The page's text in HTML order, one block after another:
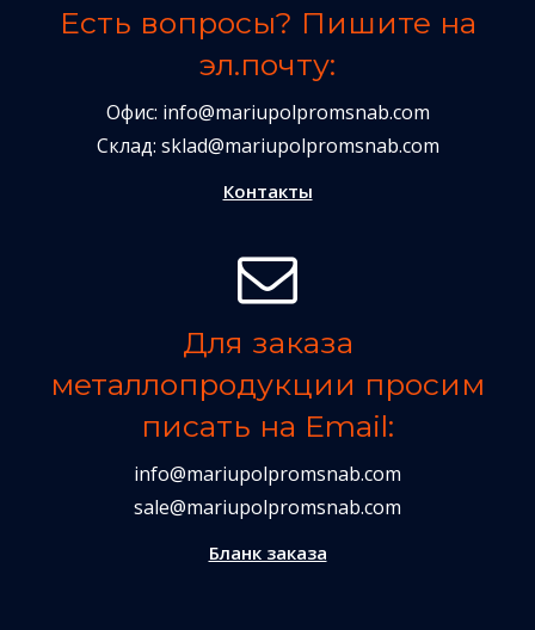
Есть вопросы? Пишите на
эл.почту:
Офис: info@mariupolpromsnab.com
Склад: sklad@mariupolpromsnab.com
Контакты
Для заказа
металлопродукции просим
писать на Email:
info@mariupolpromsnab.com
sale@mariupolpromsnab.com
Бланк заказа